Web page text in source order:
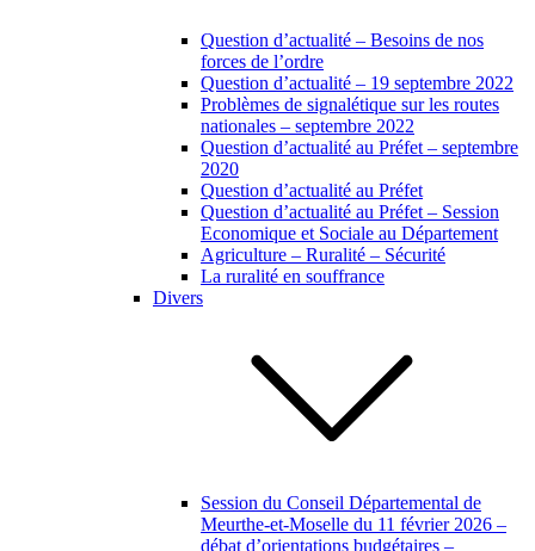
Question d’actualité – Besoins de nos
forces de l’ordre
Question d’actualité – 19 septembre 2022
Problèmes de signalétique sur les routes
nationales – septembre 2022
Question d’actualité au Préfet – septembre
2020
Question d’actualité au Préfet
Question d’actualité au Préfet – Session
Economique et Sociale au Département
Agriculture – Ruralité – Sécurité
La ruralité en souffrance
Divers
Session du Conseil Départemental de
Meurthe-et-Moselle du 11 février 2026 –
débat d’orientations budgétaires –